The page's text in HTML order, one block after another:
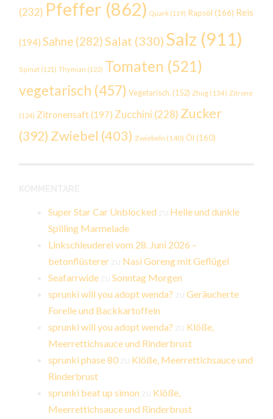
(232) Pfeffer (862) Quark (119) Rapsöl (166) Reis
(194) Sahne (282)Salat (330) Salz (911)
Spinat (121) Thymian (122) Tomaten (521)
vegetarisch (457) Vegetarisch. (152) Zhug (134) Zitrone
(124) Zitronensaft(197) Zucchini (228) Zucker
(392) Zwiebel (403) Zwiebeln (140) Öl (160)
Super Star Car Unblocked
Helle und dunkle
Spilling Marmelade
Linkschleuderei vom 28. Juni 2026 –
betonflüsterer
Nasi Goreng mit Geflügel
Seafarrwide zuSonntag Morgen
sprunki will you adopt wenda? zuGeräucherte
Forelle und Backkartoffeln
sprunki will you adopt wenda?
Klöße,
Meerrettichsauce und Rinderbrust
sprunki phase 80
Klöße, Meerrettichsauce und
Rinderbrust
sprunki beat up simon
Klöße,
Meerrettichsauce und Rinderbrust